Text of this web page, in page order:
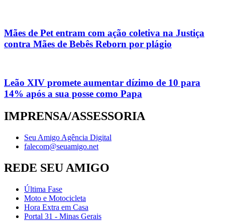
Mães de Pet entram com ação coletiva na Justiça
contra Mães de Bebês Reborn por plágio
Leão XIV promete aumentar dízimo de 10 para
14% após a sua posse como Papa
IMPRENSA/ASSESSORIA
Seu Amigo Agência Digital
falecom@seuamigo.net
REDE SEU AMIGO
Última Fase
Moto e Motocicleta
Hora Extra em Casa
Portal 31 - Minas Gerais